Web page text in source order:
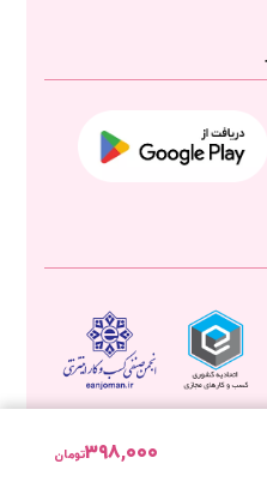
تومان۳۹۸,۰۰۰